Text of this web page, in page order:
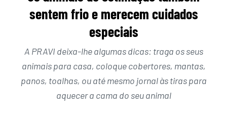
sentem frio e merecem cuidados
especiais
A PRAVI deixa-lhe algumas dicas: traga os seus
animais para casa, coloque cobertores, mantas,
panos, toalhas, ou até mesmo jornal às tiras para
aquecer a cama do seu animal